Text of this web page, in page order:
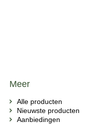
Meer
Alle producten
Nieuwste producten
Aanbiedingen